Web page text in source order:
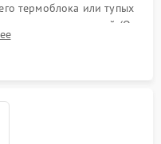
термоблока или тупых
уплотнителей (O-
устранения